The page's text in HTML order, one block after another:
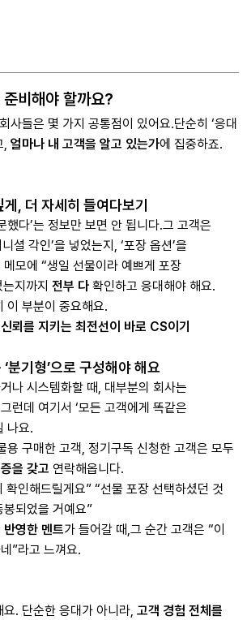
비해야 할까요?
사들은 몇 가지 공통점이 있어요.단순히 ‘응대
얼마나 내 고객을 알고 있는가에 집중하죠.
게, 더 자세히 들여다보기
했다’는 정보만 보면 안 됩니다.그 고객은
셜 각인’을 넣었는지, ‘포장 옵션’을
메모에 “생일 선물이라 예쁘게 포장
지까지 전부 다 확인하고 응대해야 해요.
이 부분이 중요해요.
뢰를 지키는 최전선이 바로 CS이기
분기형’으로 구성해야 해요
나 시스템화할 때, 대부분의 회사는
그런데 여기서 ‘모든 고객에게 똑같은
나요.
용 구매한 고객, 정기구독 신청한 고객은 모두
을 갖고 연락해옵니다.
확인해드릴게요” “선물 포장 선택하셨던 것
되었을 거예요”
영한 멘트가 들어갈 때, 그 순간 고객은 “이
”라고 느껴요.
. 단순한 응대가 아니라, 고객 경험 전체를